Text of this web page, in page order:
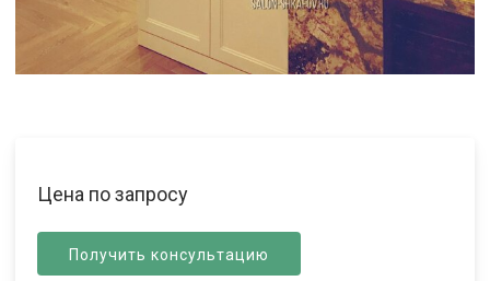
Цена по запросу
Получить консультацию